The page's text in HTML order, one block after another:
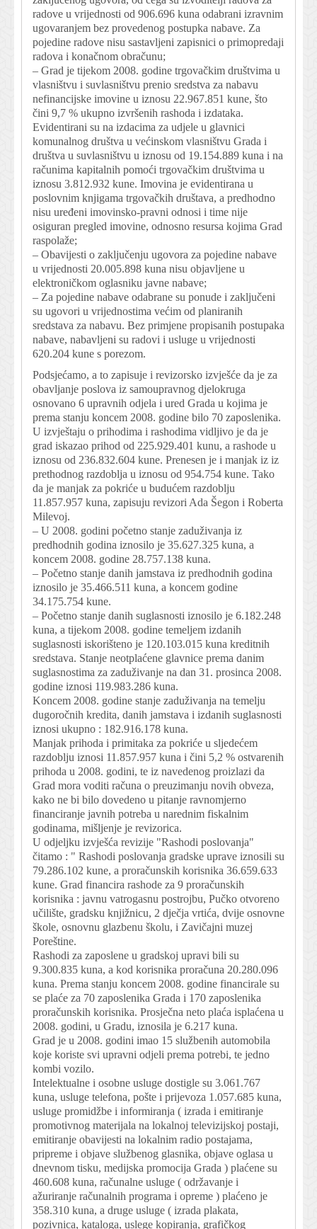
radove u vrijednosti od 906.696 kuna odabrani izravnim
ugovaranjem bez provedenog postupka nabave. Za
pojedine radove nisu sastavljeni zapisnici o primopredaji
radova i konačnom obračunu;
– Grad je tijekom 2008. godine trgovačkim društvima u
vlasništvu i suvlasništvu prenio sredstva za nabavu
nefinancijske imovine u iznosu 22.967.851 kune, što
čini 9,7 % ukupno izvršenih rashoda i izdataka.
Evidentirani su na izdacima za udjele u glavnici
komunalnog društva u većinskom vlasništvu Grada i
društva u suvlasništvu u iznosu od 19.154.889 kuna i na
računima kapitalnih pomoći trgovačkim društvima u
iznosu 3.812.932 kune. Imovina je evidentirana u
poslovnim knjigama trgovačkih društava, a predhodno
nisu uređeni imovinsko-pravni odnosi i time nije
osiguran pregled imovine, odnosno resursa kojima Grad
raspolaže;
– Obavijesti o zaključenju ugovora za pojedine nabave
u vrijednosti 20.005.898 kuna nisu objavljene u
elektroničkom oglasniku javne nabave;
– Za pojedine nabave odabrane su ponude i zaključeni
su ugovori u vrijednostima većim od planiranih
sredstava za nabavu. Bez primjene propisanih postupaka
nabave, nabavljeni su radovi i usluge u vrijednosti
620.204 kune s porezom.
Podsjećamo, a to zapisuje i revizorsko izvješće da je za
obavljanje poslova iz samoupravnog djelokruga
osnovano 6 upravnih odjela i ured Grada u kojima je
prema stanju koncem 2008. godine bilo 70 zaposlenika.
U izvještaju o prihodima i rashodima vidljivo je da je
grad iskazao prihod od 225.929.401 kunu, a rashode u
iznosu od 236.832.604 kune. Prenesen je i manjak iz iz
prethodnog razdoblja u iznosu od 954.754 kune. Tako
da je manjak za pokriće u budućem razdoblju
11.857.957 kuna, zapisuju revizori Ada Šegon i Roberta
Milevoj.
– U 2008. godini početno stanje zaduživanja iz
predhodnih godina iznosilo je 35.627.325 kuna, a
koncem 2008. godine 28.757.138 kuna.
– Početno stanje danih jamstava iz predhodnih godina
iznosilo je 35.466.511 kuna, a koncem godine
34.175.754 kune.
– Početno stanje danih suglasnosti iznosilo je 6.182.248
kuna, a tijekom 2008. godine temeljem izdanih
suglasnosti iskorišteno je 120.103.015 kuna kreditnih
sredstava. Stanje neotplaćene glavnice prema danim
suglasnostima za zaduživanje na dan 31. prosinca 2008.
godine iznosi 119.983.286 kuna.
Koncem 2008. godine stanje zaduživanja na temelju
dugoročnih kredita, danih jamstava i izdanih suglasnosti
iznosi ukupno : 182.916.178 kuna.
Manjak prihoda i primitaka za pokriće u sljedećem
razdoblju iznosi 11.857.957 kuna i čini 5,2 % ostvarenih
prihoda u 2008. godini, te iz navedenog proizlazi da
Grad mora voditi računa o preuzimanju novih obveza,
kako ne bi bilo dovedeno u pitanje ravnomjerno
financiranje javnih potreba u narednim fiskalnim
godinama, mišljenje je revizorica.
U odjeljku izvješća revizije "Rashodi poslovanja"
čitamo : " Rashodi poslovanja gradske uprave iznosili su
79.286.102 kune, a proračunskih korisnika 36.659.633
kune. Grad financira rashode za 9 proračunskih
korisnika : javnu vatrogasnu postrojbu, Pučko otvoreno
učilište, gradsku knjižnicu, 2 dječja vrtića, dvije osnovne
škole, osnovnu glazbenu školu, i Zavičajni muzej
Poreštine.
Rashodi za zaposlene u gradskoj upravi bili su
9.300.835 kuna, a kod korisnika proračuna 20.280.096
kuna. Prema stanju koncem 2008. godine financirale su
se plaće za 70 zaposlenika Grada i 170 zaposlenika
proračunskih korisnika. Prosječna neto plaća isplaćena u
2008. godini, u Gradu, iznosila je 6.217 kuna.
Grad je u 2008. godini imao 15 službenih automobila
koje koriste svi upravni odjeli prema potrebi, te jedno
kombi vozilo.
Intelektualne i osobne usluge dostigle su 3.061.767
kuna, usluge telefona, pošte i prijevoza 1.057.685 kuna,
usluge promidžbe i informiranja ( izrada i emitiranje
promotivnog materijala na lokalnoj televizijskoj postaji,
emitiranje obavijesti na lokalnim radio postajama,
pripreme i objave službenog glasnika, objave oglasa u
dnevnom tisku, medijska promocija Grada ) plaćene su
460.608 kuna, računalne usluge ( održavanje i
ažuriranje računalnih programa i opreme ) plaćeno je
358.310 kuna, a druge usluge ( izrada plakata,
pozivnica, kataloga, uslege kopiranja, grafičkog